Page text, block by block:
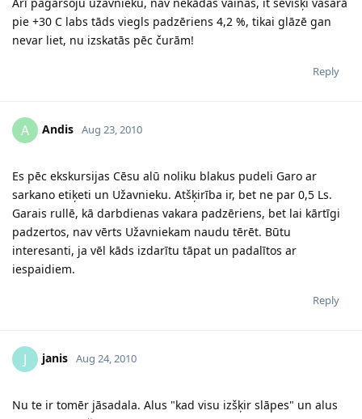
pie +30 C labs tāds viegls padzēriens 4,2 %, tikai glāzē gan
nevar liet, nu izskatās pēc čurām!
Reply
A Andis Aug 23, 2010
Es pēc ekskursijas Cēsu alū noliku blakus pudeli Garo ar
sarkano etiķeti un Užavnieku. Atšķirība ir, bet ne par 0,5 Ls.
Garais rullē, kā darbdienas vakara padzēriens, bet lai kārtīgi
padzertos, nav vērts Užavniekam naudu tērēt. Būtu
interesanti, ja vēl kāds izdarītu tāpat un padalītos ar
iespaidiem.
Reply
J janis Aug 24, 2010
Nu te ir tomēr jāsadala. Alus "kad visu izšķir slāpes" un alus